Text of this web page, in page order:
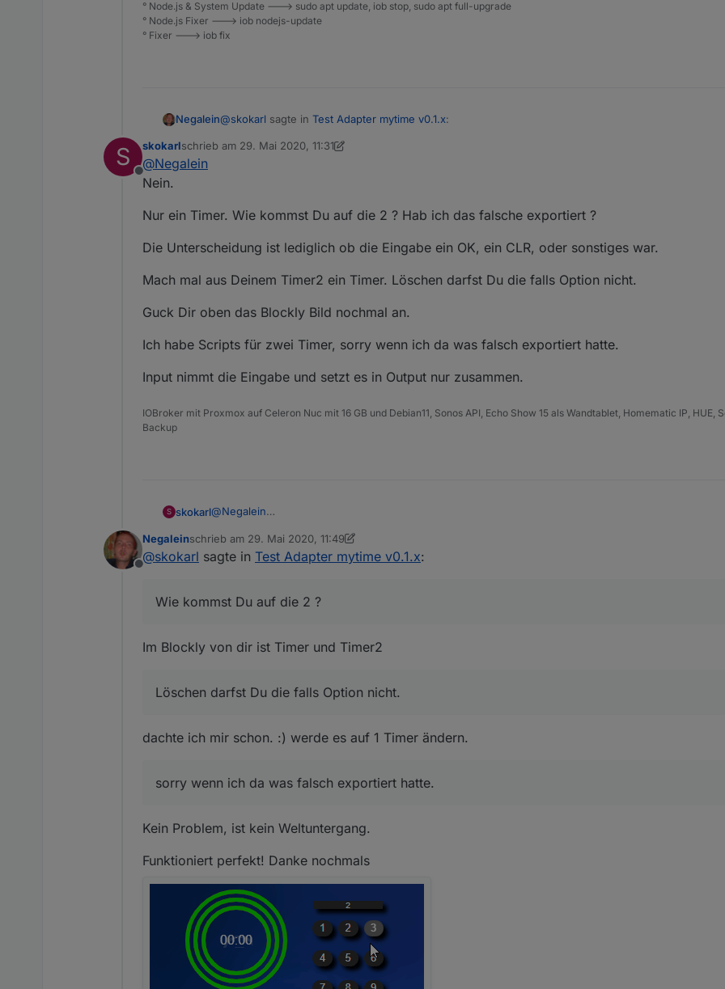
° Node.js & System Update ---> sudo apt update, iob stop, sudo apt full-upgrade
° Node.js Fixer ---> iob nodejs-update
° Fixer ---> iob fix
Negalein@skokarl sagte in Test Adapter mytime v0.1.x:
Kann ich den "sonst - falls" Block löschen, wenn ich nur 1 Timer verwende?
S
Offline
skokarlschrieb am 29. Mai 2020, 11:31
zuletzt editiert von skokarl
@Negalein
Nein.
Nur ein Timer. Wie kommst Du auf die 2 ? Hab ich das falsche exportiert ?
Die Unterscheidung ist lediglich ob die Eingabe ein OK, ein CLR, oder sonstiges war.
Mach mal aus Deinem Timer2 ein Timer. Löschen darfst Du die falls Option nicht.
Guck Dir oben das Blockly Bild nochmal an.
Ich habe Scripts für zwei Timer, sorry wenn ich da was falsch exportiert hatte.
Input nimmt die Eingabe und setzt es in Output nur zusammen.
IOBroker mit Proxmox auf Celeron Nuc mit 16 GB und Debian11, Sonos API, Echo Show 15 als Wandtablet, Homematic IP, HUE,
Backup
S skokarl@Negalein
Nur ein Timer. Wie kommst Du auf die 2 ? Hab ich das falsche exportiert ?
Mach mal aus Deinem Timer2 ein Timer. Löschen darfst Du die falls Option nicht.
Input nimmt die Eingabe und setzt es in Output nur zusammen.
Offline
Negaleinschrieb am 29. Mai 2020, 11:49
zuletzt editiert von Negalein
@skokarl sagte in Test Adapter mytime v0.1.x:
Wie kommst Du auf die 2 ?
Im Blockly von dir ist Timer und Timer2
Löschen darfst Du die falls Option nicht.
dachte ich mir schon. :) werde es auf 1 Timer ändern.
sorry wenn ich da was falsch exportiert hatte.
Kein Problem, ist kein Weltuntergang.
Funktioniert perfekt! Danke nochmals